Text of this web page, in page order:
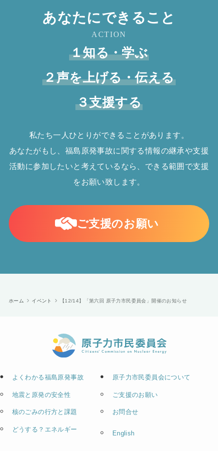
あなたにできること
ACTION
１知る・学ぶ
２声を上げる・伝える
３支援する
私たち一人ひとりができることがあります。
あなたがもし、福島原発事故に関する情報の継承や支援
活動に参加したいと考えているなら、できる範囲で支援
をお願い致します。
ご支援のお願い
ホーム イベント 【12/14】「第六回 原子力市民委員会」開催のお知らせ
よくわかる福島原発事故
地震と原発の安全性
核のごみの行方と課題
どうする？エネルギー
原子力市民委員会について
ご支援のお願い
お問合せ
English